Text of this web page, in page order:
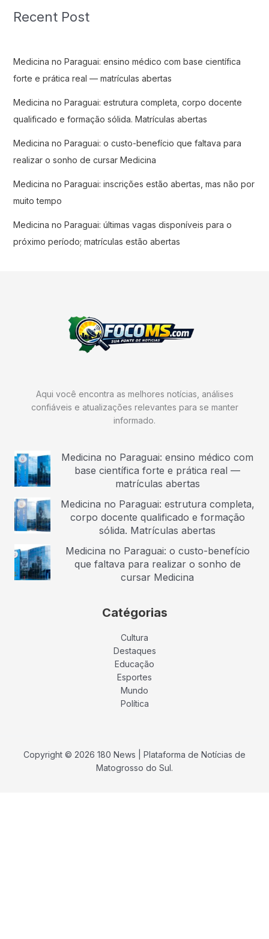
Recent Post
Medicina no Paraguai: ensino médico com base científica
forte e prática real — matrículas abertas
Medicina no Paraguai: estrutura completa, corpo docente
qualificado e formação sólida. Matrículas abertas
Medicina no Paraguai: o custo-benefício que faltava para
realizar o sonho de cursar Medicina
Medicina no Paraguai: inscrições estão abertas, mas não por
muito tempo
Medicina no Paraguai: últimas vagas disponíveis para o
próximo período; matrículas estão abertas
Aqui você encontra as melhores notícias, análises
confiáveis e atualizações relevantes para se manter
informado.
Medicina no Paraguai: ensino médico com
base científica forte e prática real —
matrículas abertas
Medicina no Paraguai: estrutura completa,
corpo docente qualificado e formação
sólida. Matrículas abertas
Medicina no Paraguai: o custo-benefício
que faltava para realizar o sonho de
cursar Medicina
Catégorias
Cultura
Destaques
Educação
Esportes
Mundo
Política
Copyright © 2026 180 News | Plataforma de Notícias de
Matogrosso do Sul.